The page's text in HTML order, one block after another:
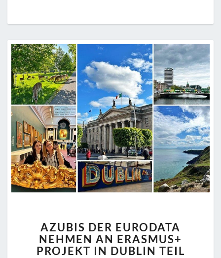
DER
EURODATA
NEHMEN
AZUBIS DER EURODATA
NEHMEN AN ERASMUS+
PROJEKT IN DUBLIN TEIL